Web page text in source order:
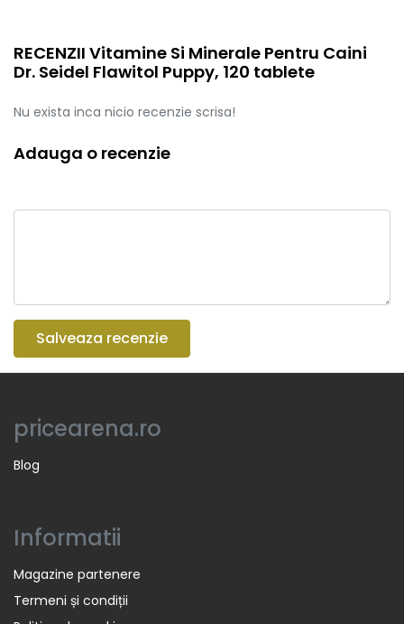
RECENZII Vitamine Si Minerale Pentru Caini
Dr. Seidel Flawitol Puppy, 120 tablete
Nu exista inca nicio recenzie scrisa!
Adauga o recenzie
Salveaza recenzie
pricearena.ro
Blog
Informatii
Magazine partenere
Termeni și condiții